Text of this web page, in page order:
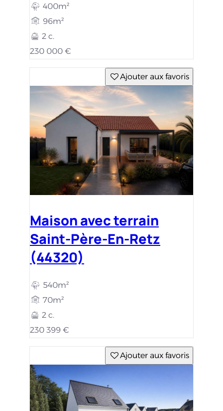
400m²
96m²
2 c.
230 000 €
Ajouter aux favoris
Maison avec terrain
Saint-Père-En-Retz
(44320)
540m²
70m²
2 c.
230 399 €
Ajouter aux favoris